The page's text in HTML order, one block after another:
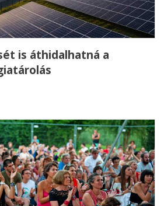
is áthidalhatná a